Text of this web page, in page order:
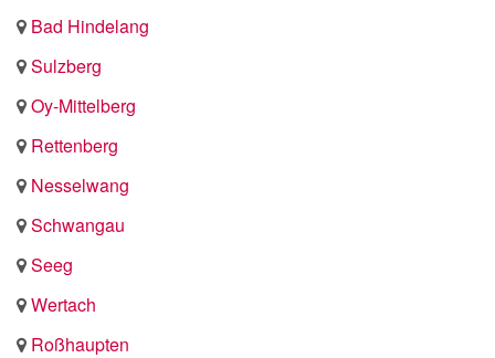
Bad Hindelang
Sulzberg
Oy-Mittelberg
Rettenberg
Nesselwang
Schwangau
Seeg
Wertach
Roßhaupten